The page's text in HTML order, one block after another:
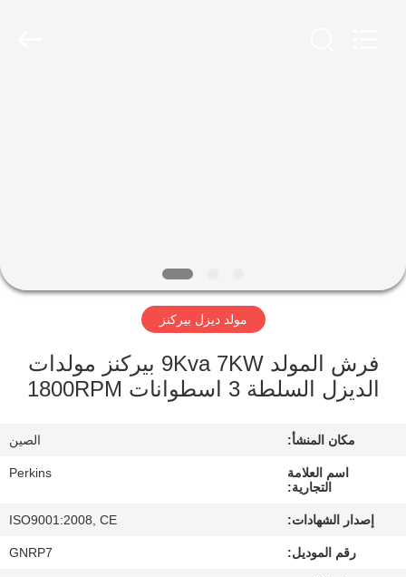
جولة
المعمل
الجودة
اتصل
مولد ديزل بيركنز
فرش المولد 9Kva 7KW بيركنز مولدات
الديزل السلطة 3 اسطوانات 1800RPM
مكان المنشأ: الصين
اسم العلامة
التجارية:
Perkins
إصدار الشهادات: ISO9001:2008, CE
رقم الموديل: GNRP7